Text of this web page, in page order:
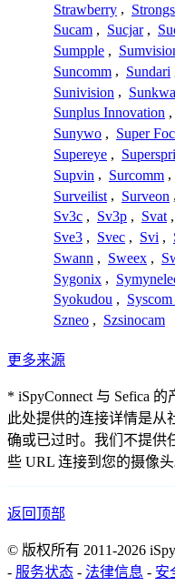
Strawberry ,
Sucam , Sucjar ,
Sumpple ,
Suncomm , Sundari
Sunivision ,
Sunplus Innovation ,
Sunywo , Super
Supereye ,
Supvin , Surcomm ,
Surveilist , Surveon ,
Sv3c , Sv3p , Svat ,
Sve3 , Svec , Svi ,
Swann , Sweex ,
Sygonix ,
Syokudou ,
Szneo , Szsinocam
更多来源
* iSpyConnect 与 Sefica
此处提供的连接详情是从
确或已过时。我们不提供
些 URL 连接到您的摄像头
返回顶部
© 版权所有 2011-2026
- 服务状态 - 法律信息 - 安